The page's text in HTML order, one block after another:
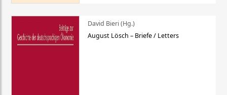
David Bieri (Hg.)
August Lösch – Briefe / Letters